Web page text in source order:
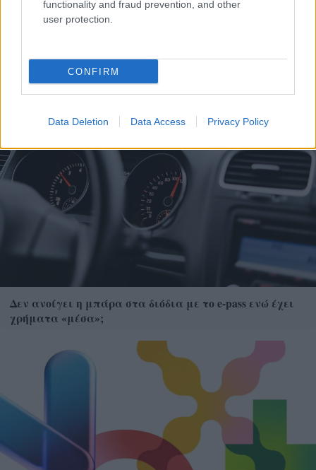
functionality and fraud prevention, and other
user protection.
CONFIRM
Data Deletion Data Access Privacy Policy
Δεν ανοίγει η μπάρα στα διόδια με το e-pass ενώ έχει
χρήματα «μέσα»;